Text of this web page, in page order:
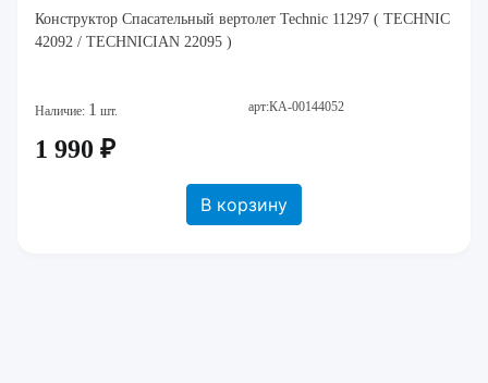
Конструктор Спасательный вертолет Technic 11297 ( TECHNIC
42092 / TECHNICIAN 22095 )
Наличие: 1 шт. арт:КА-00144052
1 990 ₽
В корзину